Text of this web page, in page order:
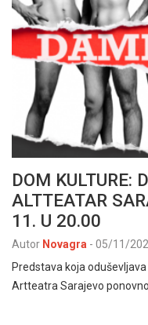
DOM KULTURE:
ALTTEATAR
11. U 20.00
Autor Novagra - 05/11/
Predstava koja
Artteatra Sarajevo